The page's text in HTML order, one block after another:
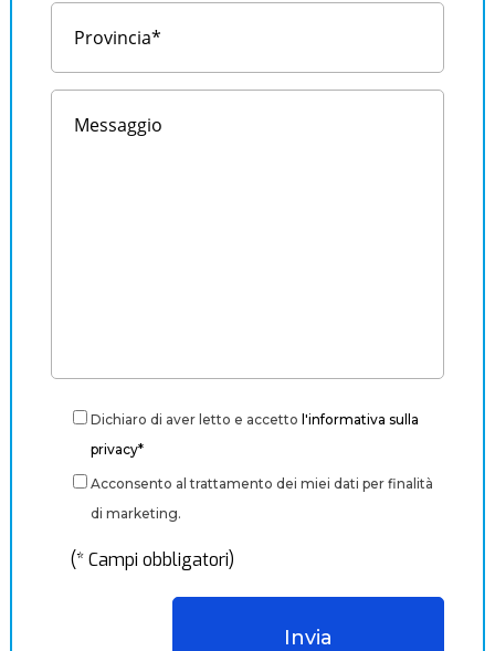
Dichiaro di aver letto e accetto l'informativa sulla
privacy*
Acconsento al trattamento dei miei dati per finalità
di marketing.
(* Campi obbligatori)